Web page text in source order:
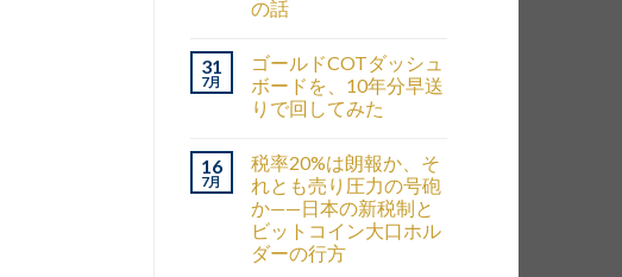
の話
31
7月
ゴールドCOTダッシュ
ボードを、10年分早送
りで回してみた
16
7月
税率20%は朗報か、そ
れとも売り圧力の号砲
か——日本の新税制と
ビットコイン大口ホル
ダーの行方